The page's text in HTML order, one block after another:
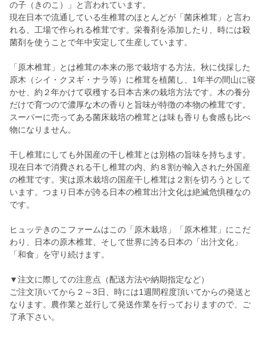
の子（きのこ）」と言われています。
現在日本で流通している生椎茸のほとんどが「菌床椎茸」と言わ
れる、工場で作られる椎茸です。栄養剤を添加したり、時には殺
菌剤を使うことで年中安定して生産しています。
「原木椎茸」とは椎茸の本来の形で栽培する方法。秋に伐採した
原木（シイ・クヌギ・ナラ等）に椎茸を植菌し、1年半の間山に寝
かせ、約２年かけて収穫する日本古来の栽培方法です。木の養分
だけで育つので濃厚な木の香りと旨味が特徴の本物の椎茸です。
スーパーに売ってある菌床栽培の椎茸とは味も香りも食感も比べ
物になりません。
干し椎茸にしても外国産の干し椎茸とは別格の旨味を持ちます。
現在日本で消費される干し椎茸の内、約８割が輸入された外国産
の椎茸です。実は原木栽培の国産干し椎茸は２割を切ろうとして
います。つまり日本が誇る日本の椎茸出汁文化は絶滅危惧種なの
です。
ヒュッテきのこファームはこの「原木栽培」「原木椎茸」にこだ
わり、日本の原木椎茸、そして世界に誇る日本の「出汁文化」
「和食」を守り続けます。
▼注文に際しての注意点（配送方法や納期指定など）
ご注文頂いてから２～3日、時には1週間程度頂いてからの発送と
なります。農作業と並行して発送作業を行っておりますので、ご
了承下さい。